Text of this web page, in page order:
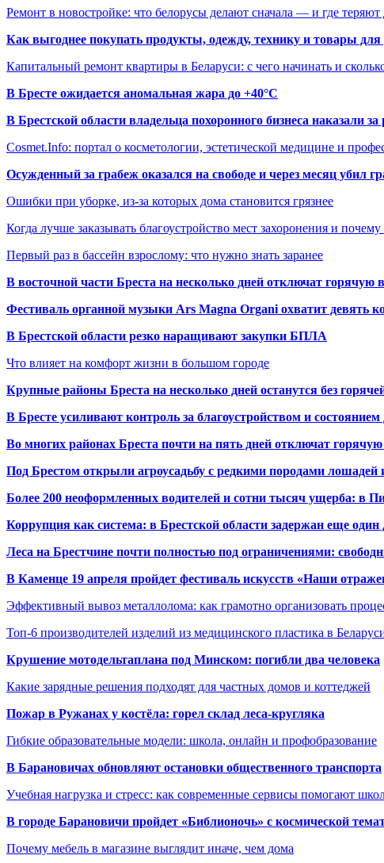
Ремонт в новостройке: что белорусы делают сначала — и где теряют
Как выгоднее покупать продукты, одежду, технику и товары
Капитальный ремонт квартиры в Беларуси: с чего начинать и
В Бресте ожидается аномальная жара до +40°C
В Брестской области владельца похоронного бизнеса наказали
Cosmet.Info: портал о косметологии, эстетической медицине и
Осужденный за грабеж оказался на свободе и через месяц убил
Ошибки при уборке, из-за которых дома становится грязнее
Когда лучше заказывать благоустройство мест захоронения и
Первый раз в бассейн взрослому: что нужно знать заранее
В восточной части Бреста на несколько дней отключат горячую
Фестиваль органной музыки Ars Magna Organi охватит девять
В Брестской области резко наращивают закупки БПЛА
Что влияет на комфорт жизни в большом городе
Крупные районы Бреста на несколько дней останутся без
В Бресте усиливают контроль за благоустройством и состоянием
Во многих районах Бреста почти на пять дней отключат горячую
Под Брестом открыли агроусадьбу с редкими породами
Более 200 неоформленных водителей и сотни тысяч ущерба: в
Коррупция как система: в Брестской области задержан еще
Леса на Брестчине почти полностью под ограничениями:
В Каменце 19 апреля пройдет фестиваль искусств «Наши
Эффективный вывоз металлолома: как грамотно организовать
Топ-6 производителей изделий из медицинского пластика в
Крушение мотодельтаплана под Минском: погибли два человека
Какие зарядные решения подходят для частных домов и коттеджей
Пожар в Ружанах у костёла: горел склад леса-кругляка
Гибкие образовательные модели: школа, онлайн и профобразование
В Барановичах обновляют остановки общественного транспорта
Учебная нагрузка и стресс: как современные сервисы помогают
В городе Барановичи пройдет «Библионочь» с космической
Почему мебель в магазине выглядит иначе, чем дома